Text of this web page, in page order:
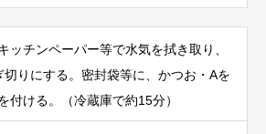
ッチンペーパー等で水気を拭き取り、
切りにする。密封袋等に、かつお・Aを
付ける。（冷蔵庫で約15分）